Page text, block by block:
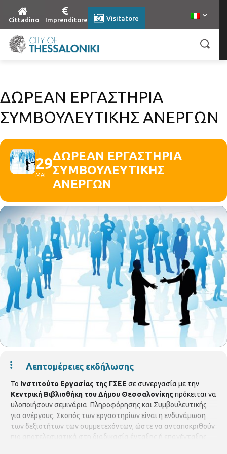
Cittadino Imprenditore Visitatore
ΔΩΡΕΑΝ ΕΡΓΑΣΤΗΡΙΑ
ΣΥΜΒΟΥΛΕΥΤΙΚΗΣ ΑΝΕΡΓΩΝ
ΤΕ
29
ΜΑΙ
ΔΩΡΕΑΝ ΕΡΓΑΣΤΗΡΙΑ
ΣΥΜΒΟΥΛΕΥΤΙΚΗΣ
ΑΝΕΡΓΩΝ
Λεπτομέρειες εκδήλωσης
Το Ινστιτούτο Εργασίας της ΓΣΕΕ σε συνεργασία με την
Κεντρική Βιβλιοθήκη του Δήμου Θεσσαλονίκης πρόκειται να
υλοποιήσουν σεμινάρια Πληροφόρησης και Συμβουλευτικής
για ανέργους. Σκοπός των εργαστηρίων είναι η ενδυνάμωση
των δεξιοτήτων των συμμετεχόντων, ώστε να ανταποκριθούν
πιο αποτελεσματικά στη διαδικασία ένταξης ή επανένταξης